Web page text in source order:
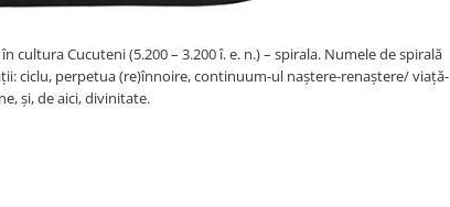
Cucuteni (5.200 – 3.200 î. e. n.) – spirala. Numele de spirală
ciclu, perpetua (re)înnoire, continuum-ul naștere-renaștere/ viață-
și, de aici, divinitate.